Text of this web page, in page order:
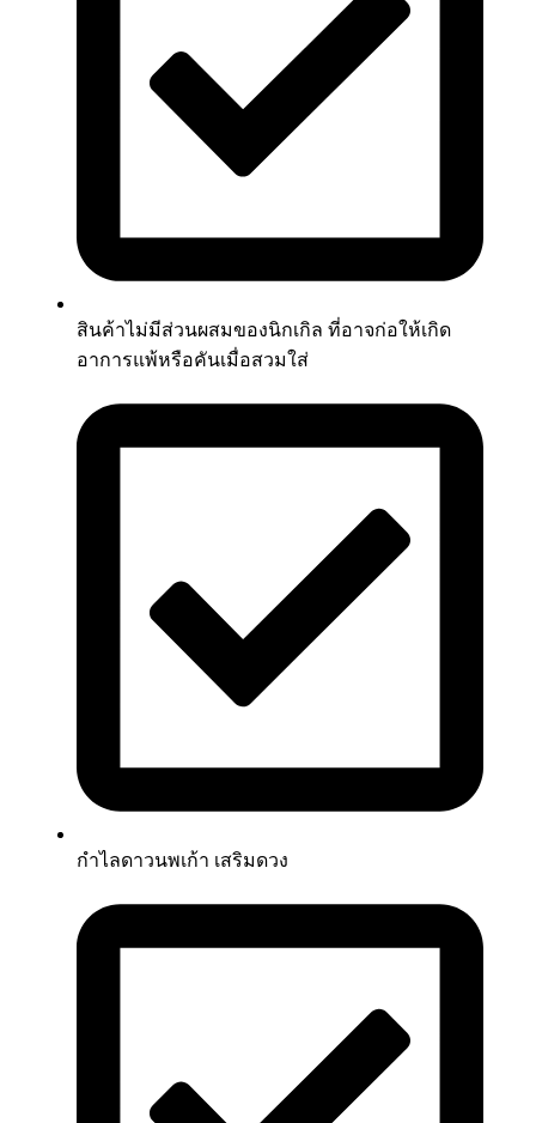
สินค้าไม่มีส่วนผสมของนิกเกิล ที่อาจก่อให้เกิด
อาการแพ้หรือคันเมื่อสวมใส่
กำไลดาวนพเก้า เสริมดวง